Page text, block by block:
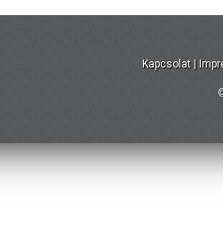
Kapcsolat |